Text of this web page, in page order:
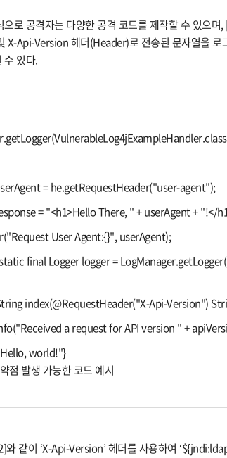
으로 공격자는 다양한 공격 코드를 제작할 수 있으며
X-Api-Version 헤더(Header)로 전송된 문자열을 로
수 있다.
= he.getRequestHeader("user-agent");
= "<h1>Hello There, " + userAgent + "!</
User Agent:{}", userAgent);​
final Logger logger =
index(@RequestHeader("X-Api-Version")
a request for API version " +
world!"}​
점 발생 가능한 코드 예시
와 같이 ‘X-Api-Version’ 헤더를 사용하여